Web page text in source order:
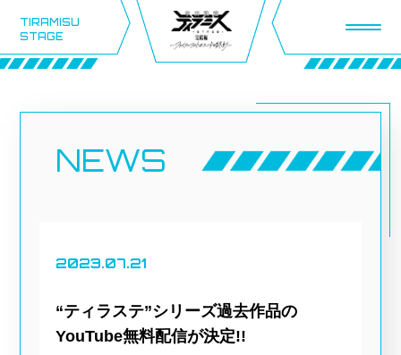
TIRAMISU
STAGE
NEWS
2023.07.21
“ティラステ”シリーズ過去作品の
YouTube無料配信が決定!!